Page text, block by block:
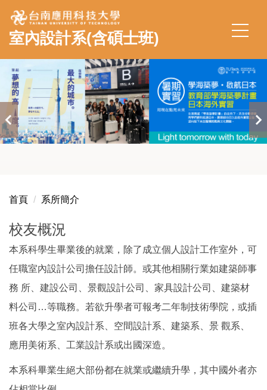
跳
到
主
內
容
區
室內設計系(含碩士班)
首頁 系所簡介
校友概況
本系科學生畢業後的就業，除了成立個人設計工作室外，可
任職室內設計公司擔任設計師。或其他相關行業如建築師事
務 所、建設公司、景觀設計公司、家具設計公司、建築材
料公司…等職務。若欲升學者可報考二年制技術學院，或插
班各大學之室內設計系、空間設計系、建築系、景 觀系、
應用美術系、工業設計系或出國深造。
本系科畢業生絕大部份都在就業或繼續升學，其中國外者亦